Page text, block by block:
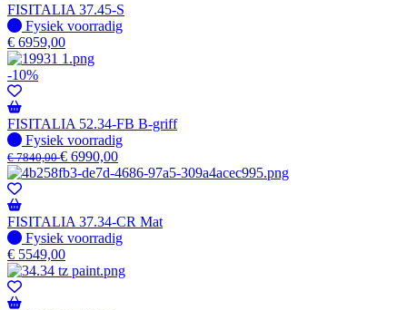
FISITALIA 37.45-S
Fysiek voorradig
Fysiek voorradig
€ 6959,00
-10%
FISITALIA 52.34-FB B-griff
Fysiek voorradig
Fysiek voorradig
€7840,00€ 6990,00
FISITALIA 37.34-CR Mat
Fysiek voorradig
Fysiek voorradig
€ 5549,00